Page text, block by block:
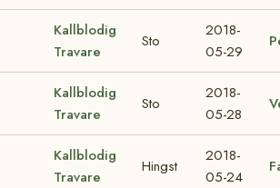
Kallblodig
Travare
Sto
2018-
05-29
Kallblodig
Travare
Sto
2018-
05-28
Kallblodig
Travare
Hingst
2018-
05-24